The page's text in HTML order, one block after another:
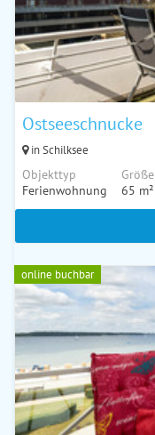
Ostseeschnucke
in Schilksee
Objekttyp
Ferienwohnung
Größe
65 m²
online buchbar